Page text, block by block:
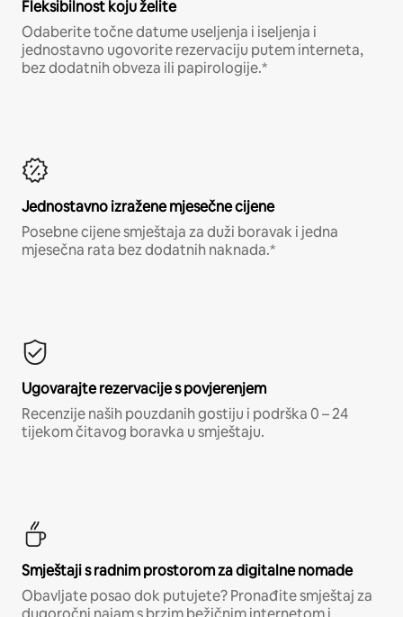
Fleksibilnost koju želite
Odaberite točne datume useljenja i iseljenja i
jednostavno ugovorite rezervaciju putem interneta,
bez dodatnih obveza ili papirologije.*
Jednostavno izražene mjesečne cijene
Posebne cijene smještaja za duži boravak i jedna
mjesečna rata bez dodatnih naknada.*
Ugovarajte rezervacije s povjerenjem
Recenzije naših pouzdanih gostiju i podrška 0 – 24
tijekom čitavog boravka u smještaju.
Smještaji s radnim prostorom za digitalne nomade
Obavljate posao dok putujete? Pronađite smještaj za